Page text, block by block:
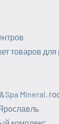
товаров
Mineral,